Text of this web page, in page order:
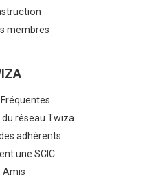
membres
réseau Twiza
adhérents
une SCIC
Amis